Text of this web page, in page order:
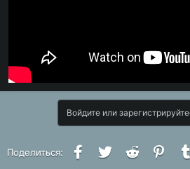
Войдите или
Поделиться: FacebookTwitter Reddit